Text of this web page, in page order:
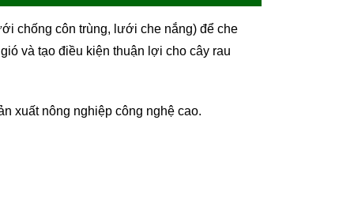
chống côn trùng, lưới che nắng) để che
và tạo điều kiện thuận lợi cho cây rau
xuất nông nghiệp công nghệ cao.